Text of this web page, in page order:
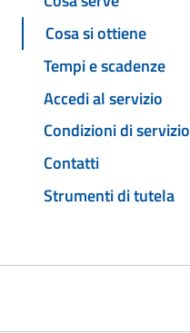
Cosa si ottiene
Tempi e scadenze
Accedi al servizio
Condizioni di servizio
Contatti
Strumenti di tutela